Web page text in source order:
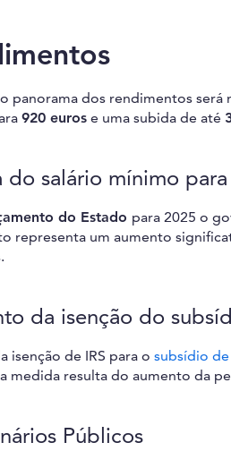
panorama dos rendimentos
920 euros e uma subida de até
do salário mínimo
do Estado para 2025 o
representa um aumento
da isenção do
isenção de IRS para o subsídio
medida resulta do aumento da
Públicos